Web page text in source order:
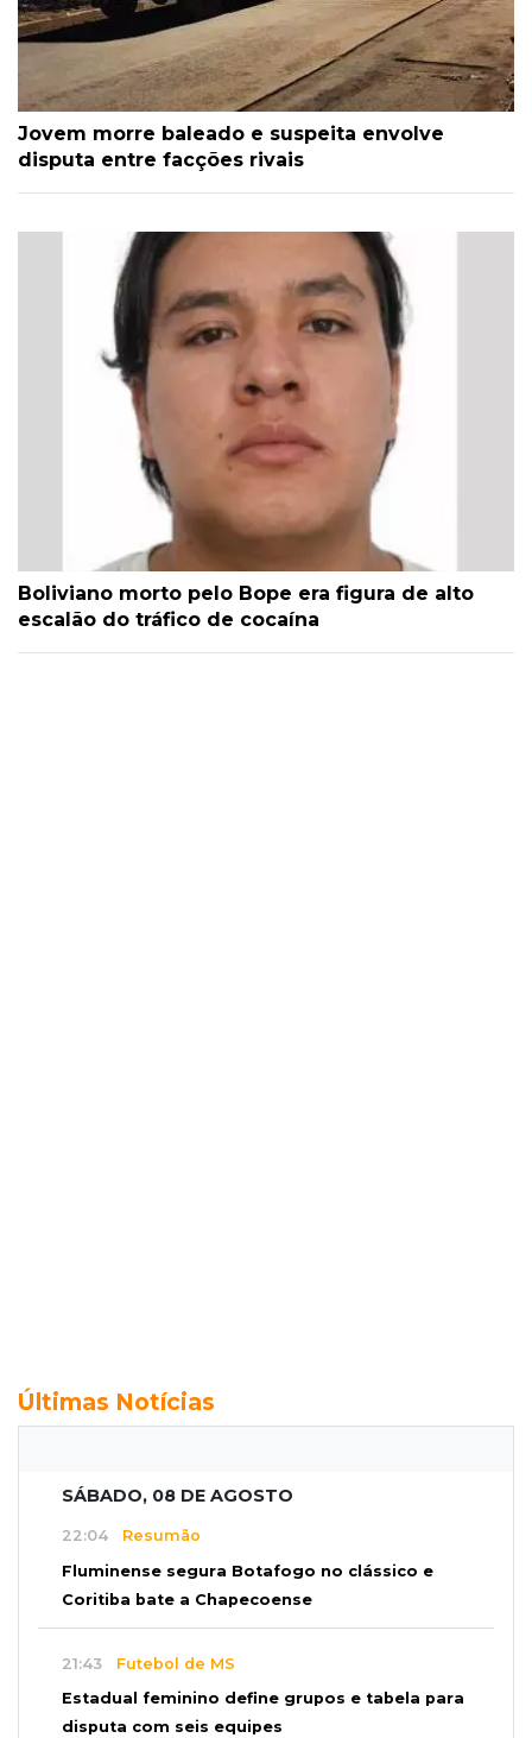
Jovem morre baleado e suspeita envolve
disputa entre facções rivais
Boliviano morto pelo Bope era figura de alto
escalão do tráfico de cocaína
Últimas Notícias
SÁBADO, 08 DE AGOSTO
22:04 Resumão
Fluminense segura Botafogo no clássico e
Coritiba bate a Chapecoense
21:43 Futebol de MS
Estadual feminino define grupos e tabela para
disputa com seis equipes